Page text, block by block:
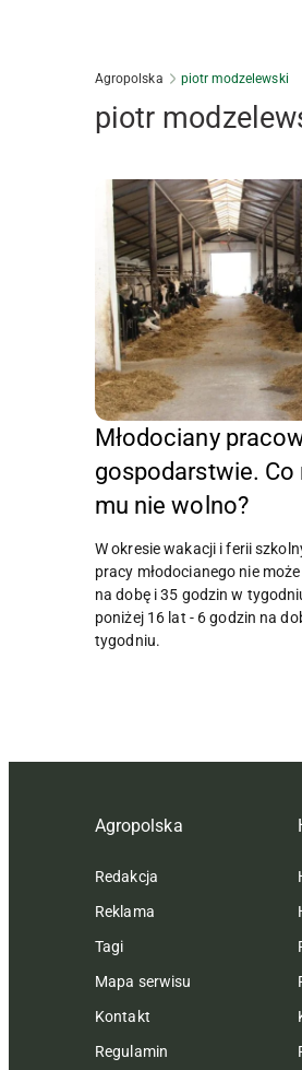
Agropolska piotr modzelewski
piotr
Młodociany
gospodarstwie. Co
mu nie wolno?
W okresie wakacji i ferii
pracy młodocianego nie
na dobę i 35 godzin w
poniżej 16 lat - 6 godzin na
tygodniu.
Agropolska
Redakcja
Reklama
Tagi
Mapa serwisu
Kontakt
Regulamin